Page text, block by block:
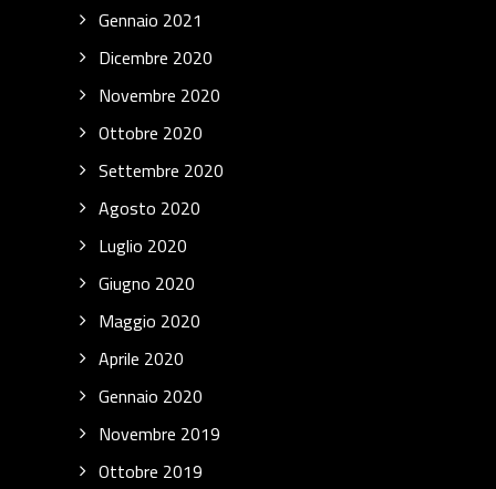
Gennaio 2021
Dicembre 2020
Novembre 2020
Ottobre 2020
Settembre 2020
Agosto 2020
Luglio 2020
Giugno 2020
Maggio 2020
Aprile 2020
Gennaio 2020
Novembre 2019
Ottobre 2019